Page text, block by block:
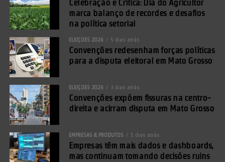
Celebração e Crítica: Dia do Agricultor
marca balanço de recordes e desafios
na política setorial
ELEIÇÕES 2026 5 dias atrás
Convenções redesenham forças políticas
para a disputa eleitoral em Mato Grosso
ELEIÇÕES 2026 3 dias atrás
Convenções expõem fissuras na centro-
direita e acirram disputa em Mato Grosso
EMPRESAS & PRODUTOS 5 dias atrás
Empresas têm mais dados e dashboards,
mas continuam tomando decisões ruins